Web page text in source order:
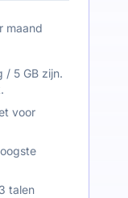
maand
/ 5 GB zijn.
voor
talen